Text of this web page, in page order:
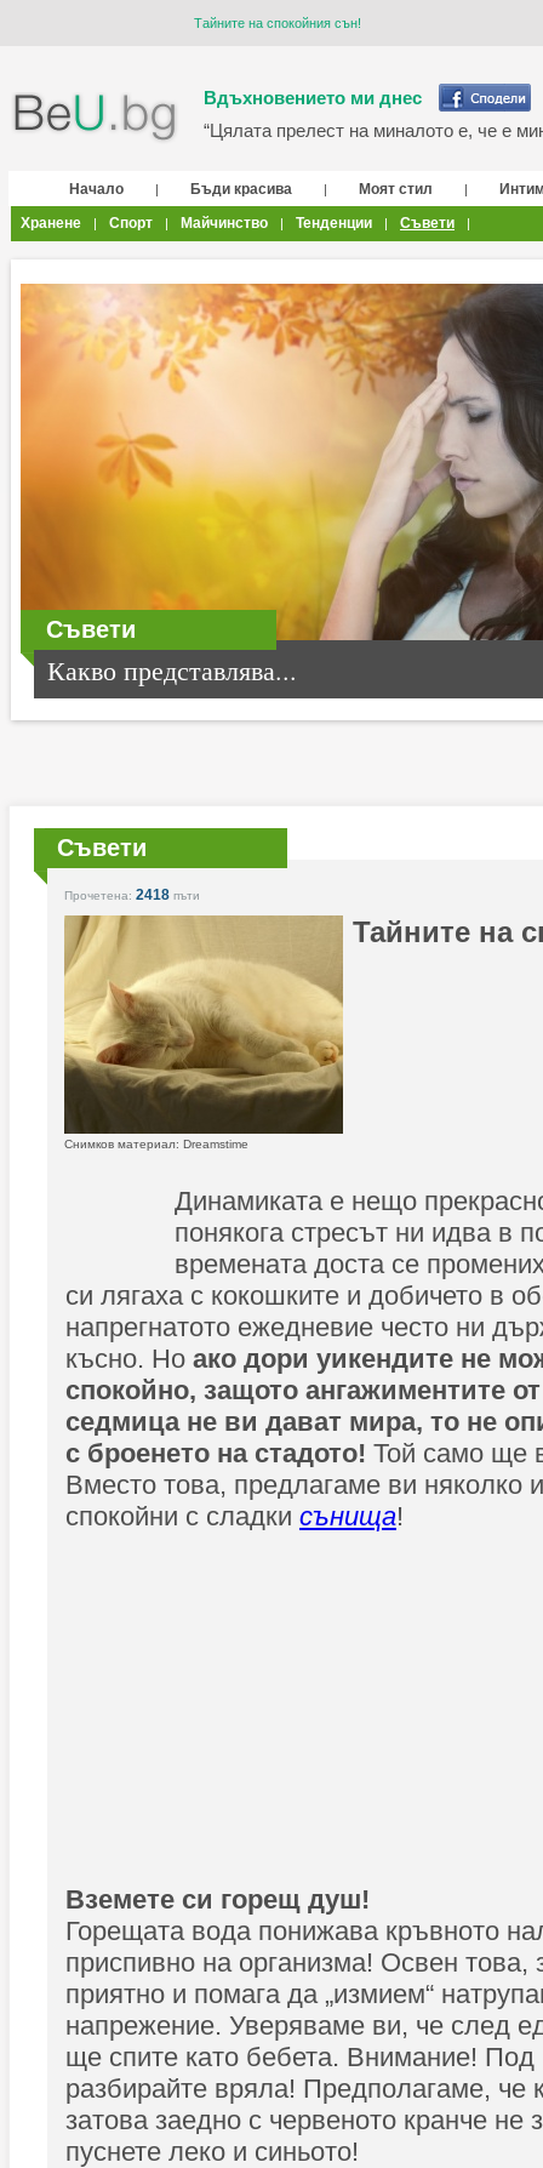
Тайните на спокойния сън!
Вдъхновението ми днес
“Цялата прелест на миналото е, че е
Начало | Бъди красива | Моят стил |
Хранене
| Спорт | Майчинство | Тенденции | Съвети |
Съвети
Какво представлява...
Съвети
Прочетена: 2418 пъти
Тайните на
Снимков материал: Dreamstime
Динамиката е нещо
понякога стресът ни идва в
времената доста се
си лягаха с кокошките и добичето в
напрегнатото ежедневие често ни
късно. Но ако дори уикендите не
спокойно, защото ангажиментите
седмица не ви дават мира, то не
с броенето на стадото! Той само ще
Вместо това, предлагаме ви няколко
спокойни с сладки сънища!
Вземете си горещ душ!
Горещата вода понижава кръвното
приспивно на организма! Освен това,
приятно и помага да „измием“
напрежение. Уверяваме ви, че след
ще спите като бебета. Внимание! Под
разбирайте вряла! Предполагаме, че
затова заедно с червеното кранче не
пуснете леко и синьото!